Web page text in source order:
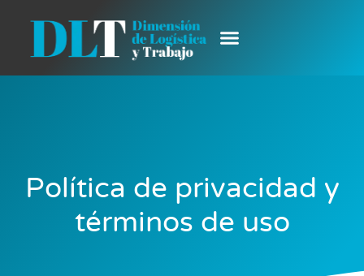
Política de privacidad y
términos de uso